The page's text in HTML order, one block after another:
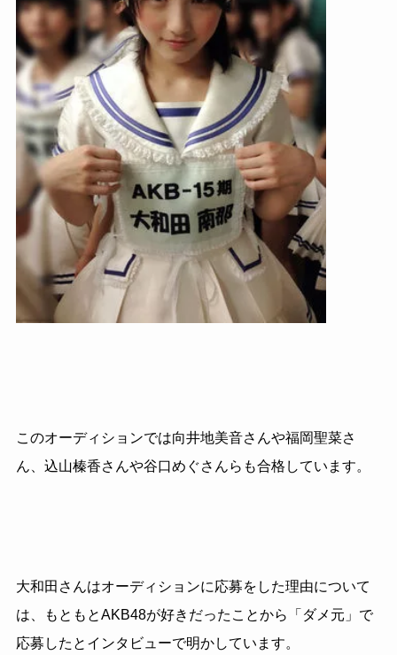
このオーディションでは向井地美音さんや福岡聖菜さ
ん、込山榛香さんや谷口めぐさんらも合格しています。
大和田さんはオーディションに応募をした理由について
は、もともとAKB48が好きだったことから「ダメ元」で
応募したとインタビューで明かしています。